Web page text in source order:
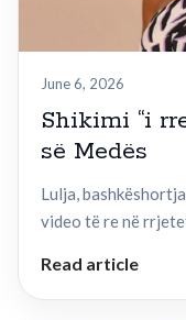
June 6, 2026
Shikimi “i
së Medës
Lulja,
video të re në
Read article